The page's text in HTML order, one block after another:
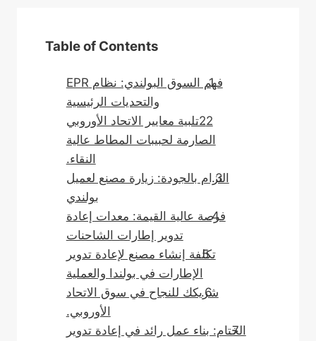
Table of Contents
فهم السوق البولندي: نظام EPR
والتحديات الرئيسية
2. تلبية معايير الاتحاد الأوروبي
الصارمة لحبيبات المطاط عالية
النقاء.
التزام بالجودة: زيارة مصنع لعميل
بولندي
فرصة عالية القيمة: معدات إعادة
تدوير إطارات الشاحنات
تكلفة إنشاء مصنع لإعادة تدوير
الإطارات في بولندا والعملية
شريكك للنجاح في سوق الاتحاد
الأوروبي.
الختام: بناء عمل رائد في إعادة تدوير